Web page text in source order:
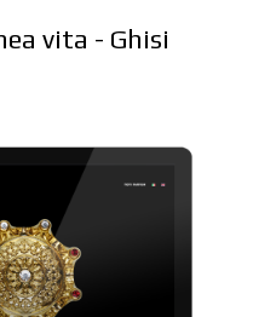
vita - Ghisi